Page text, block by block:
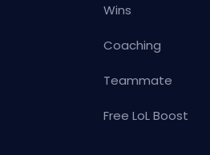
Wins
Coaching
Teammate
Free LoL Boost